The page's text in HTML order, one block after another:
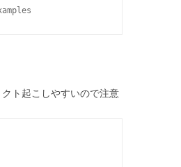
ト起こしやすいので注意